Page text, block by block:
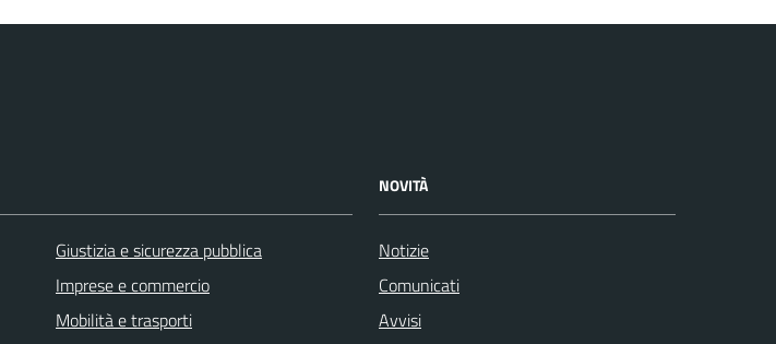
Giustizia e sicurezza pubblica
Imprese e commercio
Mobilità e trasporti
NOVITÀ
Notizie
Comunicati
Avvisi